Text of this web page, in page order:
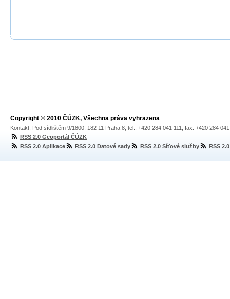
Copyright © 2010 ČÚZK, Všechna práva vyhrazena
Kontakt: Pod sídlištěm 9/1800, 182 11 Praha 8, tel.: +420 284 041 111, fax: +420 284
RSS 2.0 Geoportál ČÚZK
RSS 2.0 Aplikace
RSS 2.0 Datové sady RSS 2.0 Síťové služby RSS